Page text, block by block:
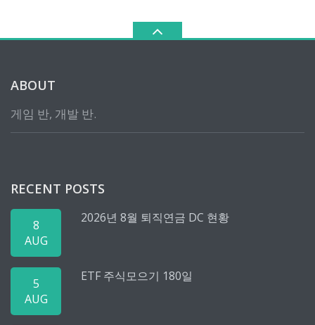
ABOUT
게임 반, 개발 반.
RECENT POSTS
8
AUG
2026년 8월 퇴직연금 DC 현황
5
AUG
ETF 주식모으기 180일